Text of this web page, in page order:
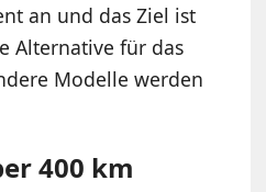
an und das Ziel ist
Alternative für das
Modelle werden
400 km